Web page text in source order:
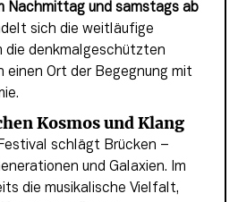
Nachmittag und samstags ab
sich die weitläufige
die denkmalgeschützten
einen Ort der Begegnung mit
Kosmos und Klang
schlägt Brücken –
und Galaxien. Im
die musikalische Vielfalt,